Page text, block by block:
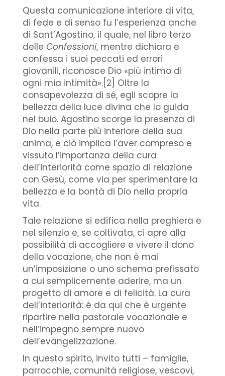
Questa comunicazione interiore di vita,
di fede e di senso fu l’esperienza anche
di Sant’Agostino, il quale, nel libro terzo
delle Confessioni, mentre dichiara e
confessa i suoi peccati ed errori
giovanili, riconosce Dio «più intimo di
ogni mia intimità».[2] Oltre la
consapevolezza di sé, egli scopre la
bellezza della luce divina che lo guida
nel buio. Agostino scorge la presenza di
Dio nella parte più interiore della sua
anima, e ciò implica l’aver compreso e
vissuto l’importanza della cura
dell’interiorità come spazio di relazione
con Gesù, come via per sperimentare la
bellezza e la bontà di Dio nella propria
vita.
Tale relazione si edifica nella preghiera e
nel silenzio e, se coltivata, ci apre alla
possibilità di accogliere e vivere il dono
della vocazione, che non è mai
un’imposizione o uno schema prefissato
a cui semplicemente aderire, ma un
progetto di amore e di felicità. La cura
dell’interiorità: è da qui che è urgente
ripartire nella pastorale vocazionale e
nell’impegno sempre nuovo
dell’evangelizzazione.
In questo spirito, invito tutti – famiglie,
parrocchie, comunità religiose, vescovi,